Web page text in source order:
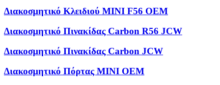
Διακοσμητικό Κλειδιού MINI F56 OEM
Διακοσμητικό Πινακίδας Carbon R56 JCW
Διακοσμητικό Πινακίδας Carbon JCW
Διακοσμητικό Πόρτας MINI OEM